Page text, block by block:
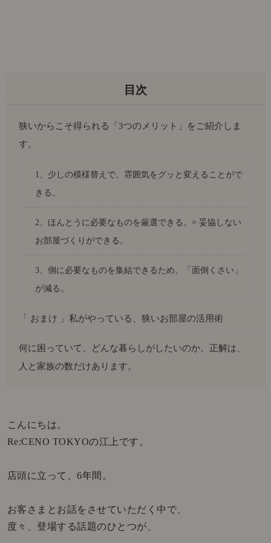
こんにちは。
Re:CENO TOKYOの江上です。
店頭に立って、6年間。
お客さまとお話をさせていただく中で、
度々、登場する話題のひとつが、
狭いからこそ得られる「3つのメリット」をご紹介しま
す。
1、少しの模様替えで、雰囲気をグッと変えることがで
きる。
2、ほんとうに必要なものを厳選できる。= 妥協しない
お部屋づくりができる。
3、側に必要なものを集結できるため、「面倒くさい」
が減る。
「 おまけ 」私がやっている、狭いお部屋の活用術
何に困っていて、どんな暮らしがしたいのか。正解は、
人と家族の数だけあります。